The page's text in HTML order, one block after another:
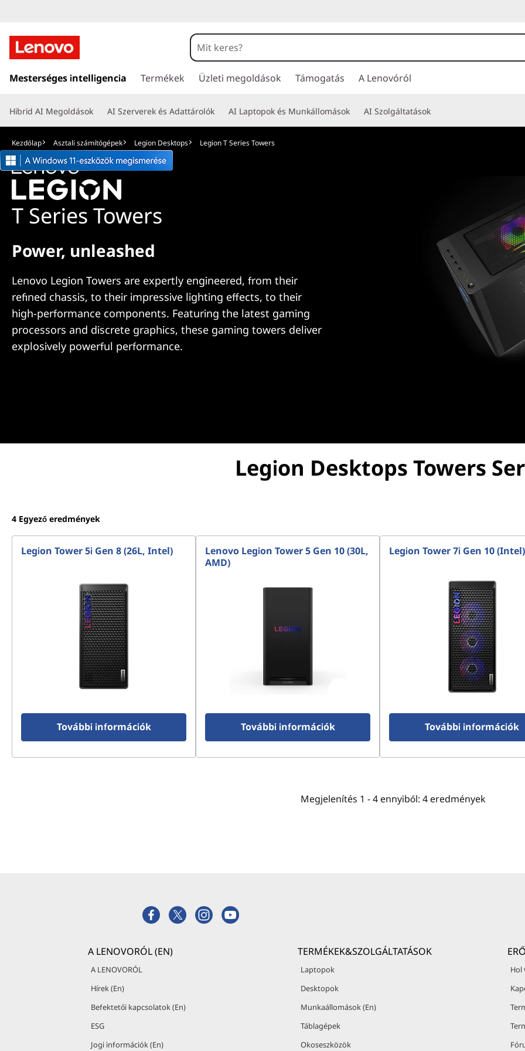
e
g
o
T
g
s
a
t
a
r
t
ö
z
s
r
Mesterséges intelligencia Termékek Üzleti megoldások Támogatás A Lenovóról
Hibrid AI Megoldások AI Szerverek és Adattárolók AI Laptopok és Munkállomások AI Szolgáltatások
Kezdőlap Asztali számítógépek Legion Desktops Legion T Series Towers
T Series Towers
Power, unleashed
Lenovo Legion Towers are expertly engineered, from their
refined chassis, to their impressive lighting effects, to their
high-performance components. Featuring the latest gaming
processors and discrete graphics, these gaming towers deliver
explosively powerful performance.
Legion Desktops Towers
4 Egyező eredmények
Legion Tower 5i Gen 8 (26L, Intel)
További információk
Lenovo Legion Tower 5 Gen 10 (30L,
AMD)
További információk
Legion Tower 7i Gen 10 (Intel)
További információk
Megjelenítés 1 -4 ennyiből: 4 eredmények
A LENOVORÓL (EN)
A LENOVORÓL
Hírek (En)
Befektetői kapcsolatok (En)
ESG
Jogi információk (En)
TERMÉKEK&SZOLGÁLTATÁSOK
Laptopok
Desktopok
Munkaállomások (En)
Táblagépek
Okoseszközök
Hol